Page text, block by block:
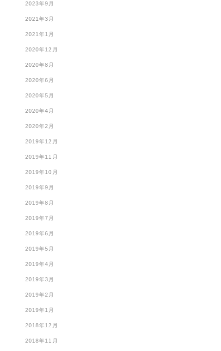
2023年9月
2021年3月
2021年1月
2020年12月
2020年8月
2020年6月
2020年5月
2020年4月
2020年2月
2019年12月
2019年11月
2019年10月
2019年9月
2019年8月
2019年7月
2019年6月
2019年5月
2019年4月
2019年3月
2019年2月
2019年1月
2018年12月
2018年11月